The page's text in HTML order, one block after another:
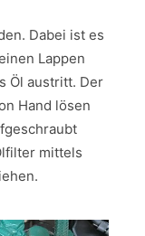
Dabei ist es
Lappen
Öl austritt. Der
Hand lösen
mittels